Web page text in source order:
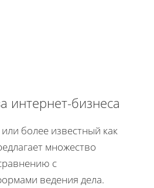
интернет-бизнеса
более известный как
множество
с
ведения дела.